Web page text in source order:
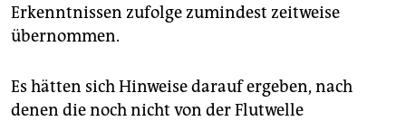
Erkenntnissen zufolge zumindest zeitweise
übernommen.
Es hätten sich Hinweise darauf ergeben, nach
denen die noch nicht von der Flutwelle